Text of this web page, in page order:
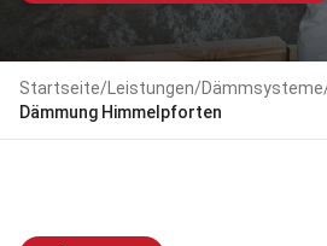
Startseite/ Leistungen/Dämmsysteme
Dämmung Himmelpforten